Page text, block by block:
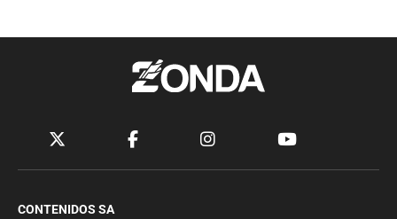
CONTENIDOS SA